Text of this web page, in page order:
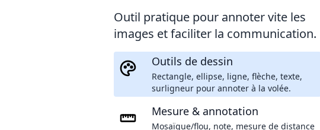
Outil pratique pour annoter vite les
images et faciliter la communication.
Outils de dessin
Rectangle, ellipse, ligne, flèche, texte,
surligneur pour annoter à la volée.
Mesure & annotation
Mosaïque/flou, note, mesure de distance